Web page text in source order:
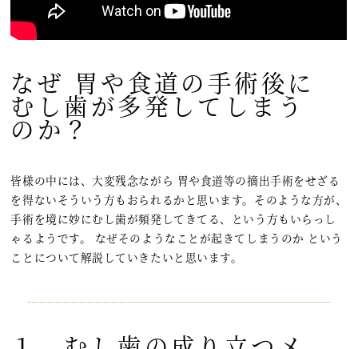
なぜ 胃や食道の手術後に
むし歯が多発してしまう
のか？
皆様の中には、大変残念ながら 胃や食道等の摘出手術をせざる
を得ないそういう方もおられるかと思います。そのような方が、
手術を境に妙にむし歯が頻発してきてる、という方もいらっし
ゃるようです。 なぜそのようなことが起きてしまうのか という
ことについて解説していきたいと思います。